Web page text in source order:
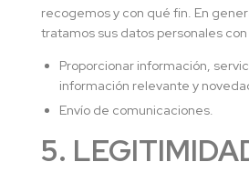
recogemos y con qué fin. En
tratamos sus datos personales
Proporcionar información,
información relevante y
Envío de comunicaciones.
5.